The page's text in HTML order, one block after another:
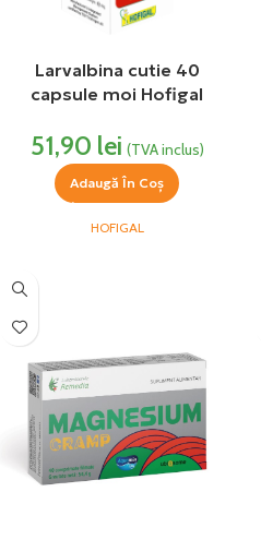
Larvalbina cutie 40
capsule moi Hofigal
51,90 lei (TVA inclus)
Adaugă În Coș
HOFIGAL